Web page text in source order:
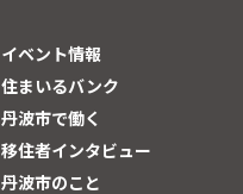
イベント情報
住まいるバンク
丹波市で働く
移住者インタビュー
丹波市のこと